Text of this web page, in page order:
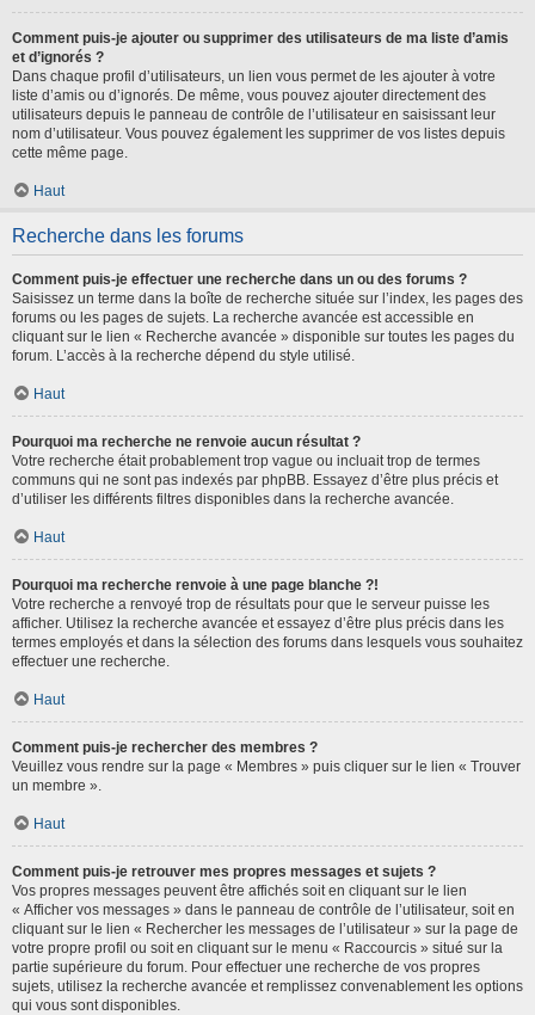
Comment puis-je ajouter ou supprimer des utilisateurs de ma liste d’amis
et d’ignorés ?
Dans chaque profil d’utilisateurs, un lien vous permet de les ajouter à votre
liste d’amis ou d’ignorés. De même, vous pouvez ajouter directement des
utilisateurs depuis le panneau de contrôle de l’utilisateur en saisissant leur
nom d’utilisateur. Vous pouvez également les supprimer de vos listes depuis
cette même page.
Haut
Recherche dans les forums
Comment puis-je effectuer une recherche dans un ou des forums ?
Saisissez un terme dans la boîte de recherche située sur l’index, les pages des
forums ou les pages de sujets. La recherche avancée est accessible en
cliquant sur le lien « Recherche avancée » disponible sur toutes les pages du
forum. L’accès à la recherche dépend du style utilisé.
Haut
Pourquoi ma recherche ne renvoie aucun résultat ?
Votre recherche était probablement trop vague ou incluait trop de termes
communs qui ne sont pas indexés par phpBB. Essayez d’être plus précis et
d’utiliser les différents filtres disponibles dans la recherche avancée.
Haut
Pourquoi ma recherche renvoie à une page blanche ?!
Votre recherche a renvoyé trop de résultats pour que le serveur puisse les
afficher. Utilisez la recherche avancée et essayez d’être plus précis dans les
termes employés et dans la sélection des forums dans lesquels vous souhaitez
effectuer une recherche.
Haut
Comment puis-je rechercher des membres ?
Veuillez vous rendre sur la page « Membres » puis cliquer sur le lien « Trouver
un membre ».
Haut
Comment puis-je retrouver mes propres messages et sujets ?
Vos propres messages peuvent être affichés soit en cliquant sur le lien
« Afficher vos messages » dans le panneau de contrôle de l’utilisateur, soit en
cliquant sur le lien « Rechercher les messages de l’utilisateur » sur la page de
votre propre profil ou soit en cliquant sur le menu « Raccourcis » situé sur la
partie supérieure du forum. Pour effectuer une recherche de vos propres
sujets, utilisez la recherche avancée et remplissez convenablement les options
qui vous sont disponibles.